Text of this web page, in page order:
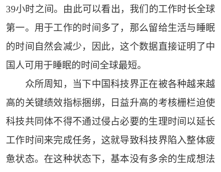
39小时之间。由此可以看出，我们的工作时长全球
第一。用于工作的时间多了，那么留给生活与睡眠
的时间自然会减少，因此，这个数据直接证明了中
国人可用于睡眠的时间全球最短。
众所周知，当下中国科技界正在被各种越来越
高的关键绩效指标捆绑，日益升高的考核栅栏迫使
科技共同体不得不通过侵占必要的生理时间以延长
工作时间来完成任务，这就导致科技界陷入整体疲
惫状态。在这种状态下，基本没有多余的生成想法